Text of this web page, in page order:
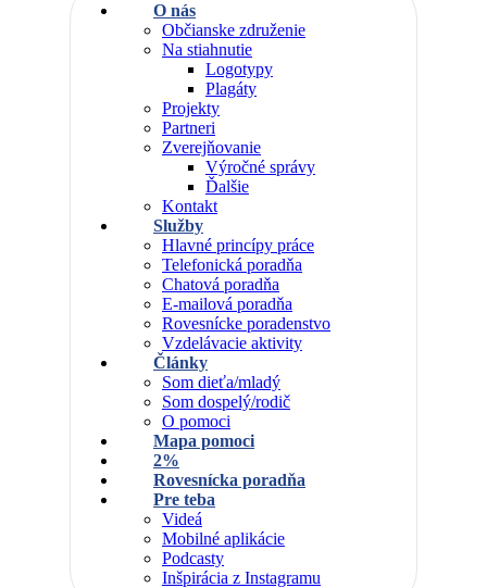
O nás
Občianske združenie
Na stiahnutie
Logotypy
Plagáty
Projekty
Partneri
Zverejňovanie
Výročné správy
Ďalšie
Kontakt
Služby
Hlavné princípy práce
Telefonická poradňa
Chatová poradňa
E-mailová poradňa
Rovesnícke poradenstvo
Vzdelávacie aktivity
Články
Som dieťa/mladý
Som dospelý/rodič
O pomoci
Mapa pomoci
2%
Rovesnícka poradňa
Pre teba
Videá
Mobilné aplikácie
Podcasty
Inšpirácia z Instagramu